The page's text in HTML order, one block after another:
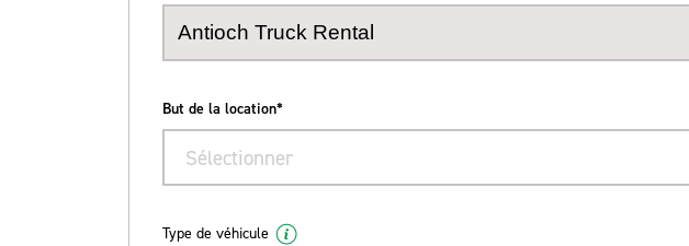
But de la location*
Sélectionner
Type de véhicule